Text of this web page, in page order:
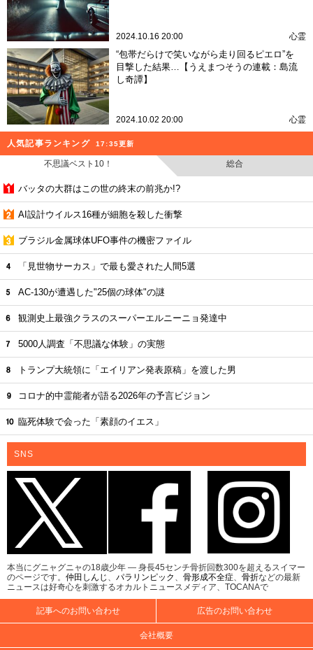
2024.10.16 20:00 心霊
“包帯だらけで笑いながら走り回るピエロ”を
目撃した結果…【うえまつそうの連載：島流
し奇譚】
2024.10.02 20:00 心霊
人気記事ランキング 17:35更新
不思議ベスト10！ 総合
バッタの大群はこの世の終末の前兆か!?
AI設計ウイルス16種が細胞を殺した衝撃
ブラジル金属球体UFO事件の機密ファイル
「見世物サーカス」で最も愛された人間5選
AC-130が遭遇した"25個の球体"の謎
観測史上最強クラスのスーパーエルニーニョ発達中
5000人調査「不思議な体験」の実態
トランプ大統領に「エイリアン発表原稿」を渡した男
コロナ的中霊能者が語る2026年の予言ビジョン
臨死体験で会った「素顔のイエス」
SNS
本当にグニャグニャの18歳少年 ― 身長45センチ骨折回数300を超えるスイマー
のページです。 仲田しんじ 、 パラリンピック 、 骨形成不全症、 骨折などの最新
ニュースは好奇心を刺激するオカルトニュースメディア、TOCANAで
記事へのお問い合わせ 広告のお問い合わせ
会社概要